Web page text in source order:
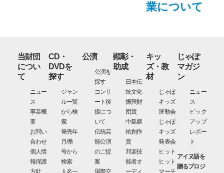
業について
当財団
につい
て
ニュー
ス
事業概
要
お問い
合わせ
個人情
報保護
方針
CD・
DVDを
探す
ジャン
ル一覧
から検
索
発売年
月/番
号から
検索
人名一
公演
公演を
探す
コンサ
ート後
援につ
いて
伝統芸
能公演
のご提
案
国際交
顕彰・
助成
日本伝
統文化
振興財
団賞
中島勝
祐創作
賞
邦楽技
能者オ
ーディ
キッ
ズ・教
材
じゃぽ
キッズ
運動会
じゃぽ
キッズ
発表会
ヒット
ヒット
マーチ
じゃぽ
マガジ
ン
ニュー
ス
ピック
アップ
レポー
ト
アイヌ語を
贈るプロジ